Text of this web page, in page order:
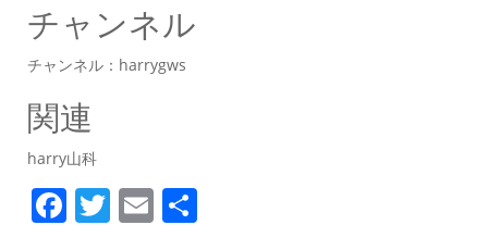
チャンネル
チャンネル：harrygws
関連
harry山科
F T E